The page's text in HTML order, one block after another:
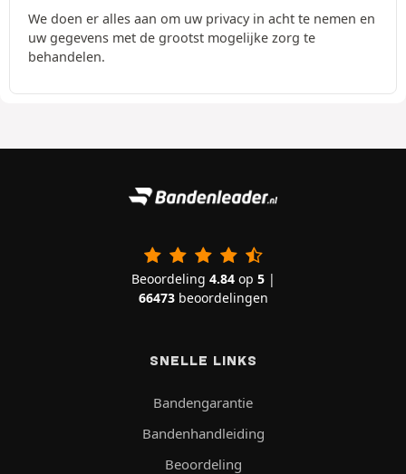
We doen er alles aan om uw privacy in acht te nemen en
uw gegevens met de grootst mogelijke zorg te
behandelen.
Beoordeling 4.84op 5|
66473beoordelingen
SNELLE LINKS
Bandengarantie
Bandenhandleiding
Beoordeling